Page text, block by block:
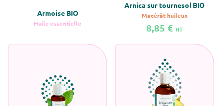
Armoise BIO
Huile essentielle
Vous devez être
connectéavec un compte
Arnica sur tournesol BIO
Macérât huileux
8,85 € HT